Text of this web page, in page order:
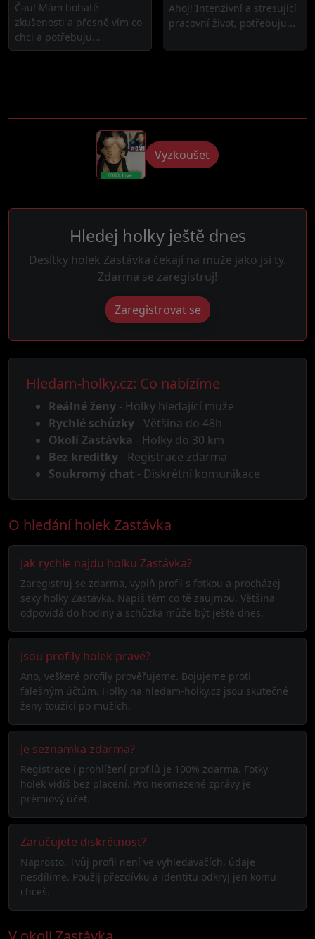
Čau! Mám bohaté
zkušenosti a přesně vím co
chci a potřebuju...
Ahoj! Intenzivní a stresující
pracovní život, potřebuju...
Vyzkoušet
Hledej holky ještě dnes
Desítky holek Zastávka čekají na muže jako jsi ty.
Zdarma se zaregistruj!
Zaregistrovat se
Hledam-holky.cz: Co nabízíme
Reálné ženy - Holky hledající muže
Rychlé schůzky - Většina do 48h
Okolí Zastávka - Holky do 30 km
Bez kreditky - Registrace zdarma
Soukromý chat - Diskrétní komunikace
O hledání holek Zastávka
Jak rychle najdu holku Zastávka?
Zaregistruj se zdarma, vyplň profil s fotkou a procházej
sexy holky Zastávka. Napiš těm co tě zaujmou. Většina
odpovídá do hodiny a schůzka může být ještě dnes.
Jsou profily holek pravé?
Ano, veškeré profily prověřujeme. Bojujeme proti
falešným účtům. Holky na hledam-holky.cz jsou skutečné
ženy toužící po mužích.
Je seznamka zdarma?
Registrace i prohlížení profilů je 100% zdarma. Fotky
holek vidíš bez placení. Pro neomezené zprávy je
prémiový účet.
Zaručujete diskrétnost?
Naprosto. Tvůj profil není ve vyhledávačích, údaje
nesdílíme. Použij přezdívku a identitu odkryj jen komu
chceš.